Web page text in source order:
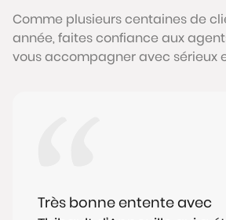
Comme plusieurs centaines de
année, faites confiance aux
vous accompagner avec sérieux
Très bonne entente avec